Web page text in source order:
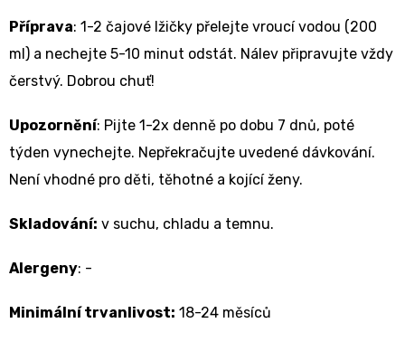
Příprava: 1-2 čajové lžičky přelejte vroucí vodou (200
ml) a nechejte 5-10 minut odstát. Nálev připravujte vždy
čerstvý. Dobrou chuť!
Upozornění: Pijte 1-2x denně po dobu 7 dnů, poté
týden vynechejte. Nepřekračujte uvedené dávkování.
Není vhodné pro děti, těhotné a kojící ženy.
Skladování: v suchu, chladu a temnu.
Alergeny: -
Minimální trvanlivost: 18-24 měsíců